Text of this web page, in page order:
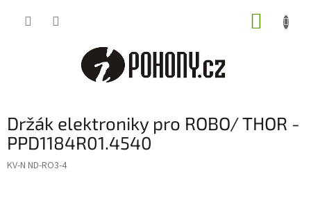
Držák elektroniky pro ROBO/ THOR -
PPD1184R01.4540
KV-N ND-RO3-4